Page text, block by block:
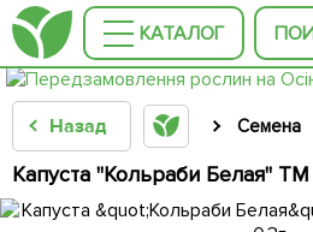
КАТАЛОГ
Назад Семена
Капуста "Кольраби Белая" ТМ